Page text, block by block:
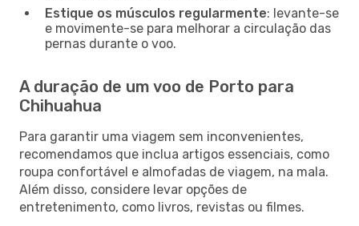
Estique os músculos regularmente: levante-se
e movimente-se para melhorar a circulação das
pernas durante o voo.
A duração de um voo de Porto para
Chihuahua
Para garantir uma viagem sem inconvenientes,
recomendamos que inclua artigos essenciais, como
roupa confortável e almofadas de viagem, na mala.
Além disso, considere levar opções de
entretenimento, como livros, revistas ou filmes.